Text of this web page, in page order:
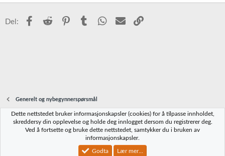
s
Del: Facebook
Reddit PinterestTumblr WhatsApp
E-post
Generelt og nybegynnerspørsmål
Norbrygg-default
Vilkår og regler Personvernregler
Community platform by XenForo® © 2010-2023 XenForo Ltd.
Dette nettstedet bruker informasjonskapsler (cookies) for å tilpasse innholdet,
skreddersy din opplevelse og holde deg innlogget dersom du registrerer deg.
Ved å fortsette og bruke dette nettstedet, samtykker du i bruken av
informasjonskapsler.
Godta Lær mer...